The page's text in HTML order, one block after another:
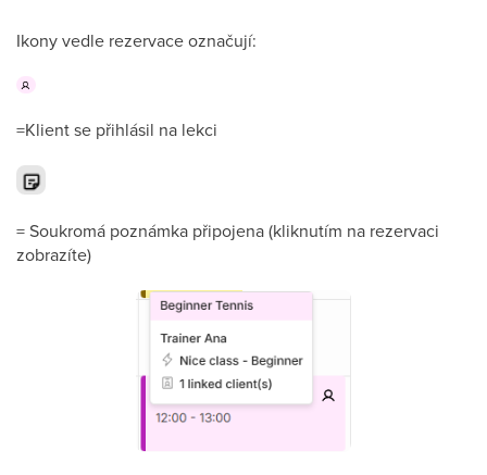
Ikony vedle rezervace označují:
=Klient se přihlásil na lekci
= Soukromá poznámka připojena (kliknutím na rezervaci
zobrazíte)